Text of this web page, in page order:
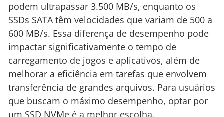
podem ultrapassar 3.500 MB/s, enquanto os
SSDs SATA têm velocidades que variam de 500 a
600 MB/s. Essa diferença de desempenho pode
impactar significativamente o tempo de
carregamento de jogos e aplicativos, além de
melhorar a eficiência em tarefas que envolvem
transferência de grandes arquivos. Para usuários
que buscam o máximo desempenho, optar por
um SSD NVMe é a melhor escolha.